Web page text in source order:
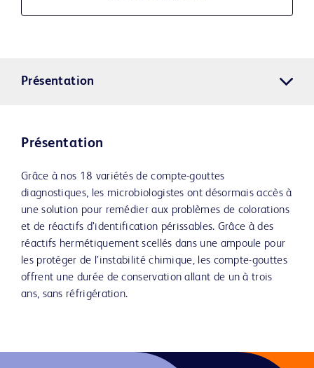
Présentation
Présentation
Grâce à nos 18 variétés de compte-gouttes
diagnostiques, les microbiologistes ont désormais accès à
une solution pour remédier aux problèmes de colorations
et de réactifs d’identification périssables. Grâce à des
réactifs hermétiquement scellés dans une ampoule pour
les protéger de l’instabilité chimique, les compte-gouttes
offrent une durée de conservation allant de un à trois
ans, sans réfrigération.